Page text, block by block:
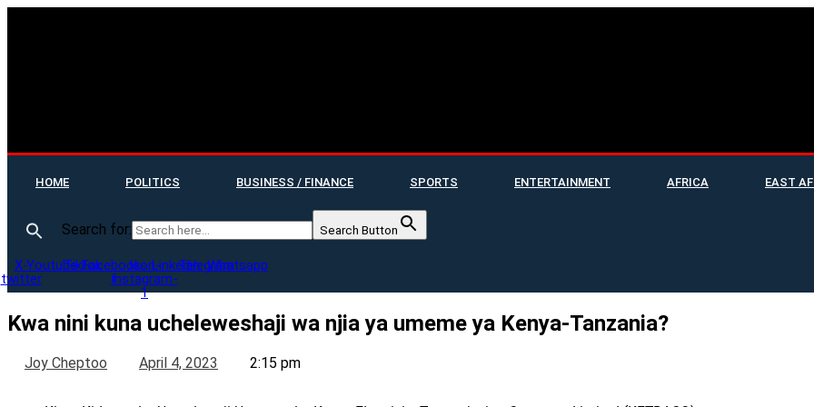
HOME POLITICS BUSINESS / FINANCE SPORTS ENTERTAINMENT AFRICA EAST
Search for: Search Button
X-
twitter
YoutubeTiktokFacebook-
f
Icon-
instagram-
1
LinkedinTelegramWhatsapp
Kwa nini kuna ucheleweshaji wa njia ya umeme ya Kenya-Tanzania?
Joy Cheptoo April 4, 2023 2:15 pm